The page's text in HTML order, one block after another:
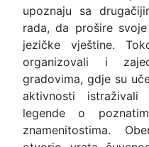
upoznaju sa
rada, da prošire
jezičke vještine.
organizovali i
gradovima, gdje su
aktivnosti
legende o
znamenitostima.